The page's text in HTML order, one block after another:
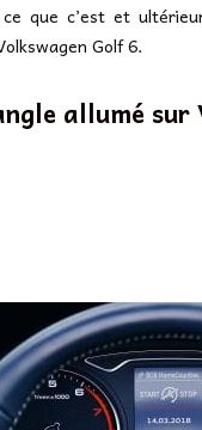
que c’est et
Golf 6.
allumé sur